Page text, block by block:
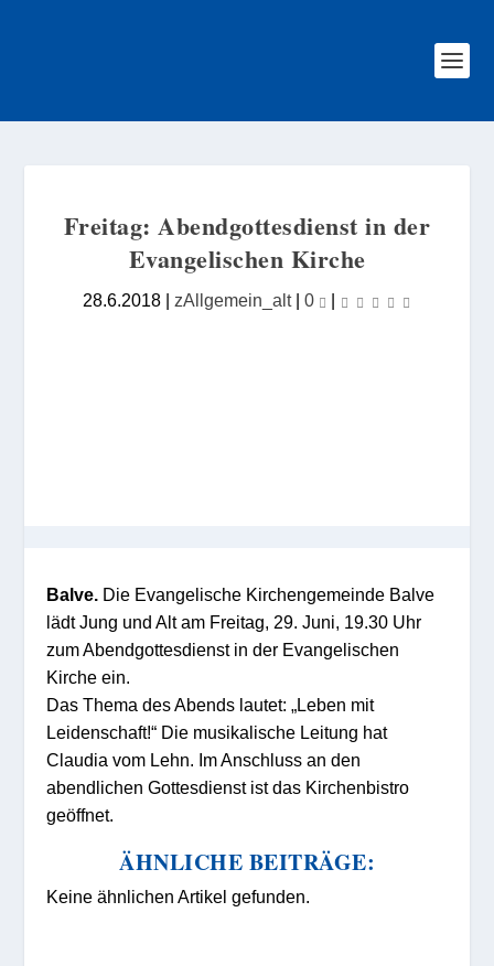
Freitag: Abendgottesdienst in der
Evangelischen Kirche
28.6.2018| zAllgemein_alt| 0 |
Balve. Die Evangelische Kirchengemeinde Balve
lädt Jung und Alt am Freitag, 29. Juni, 19.30 Uhr
zum Abendgottesdienst in der Evangelischen
Kirche ein.
Das Thema des Abends lautet: „Leben mit
Leidenschaft!“ Die musikalische Leitung hat
Claudia vom Lehn. Im Anschluss an den
abendlichen Gottesdienst ist das Kirchenbistro
geöffnet.
ÄHNLICHE BEITRÄGE:
Keine ähnlichen Artikel gefunden.